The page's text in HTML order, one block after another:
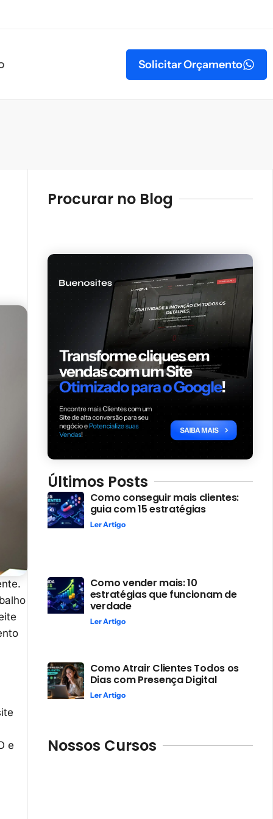
Solicitar Orçamento
e
Procurar no Blog
Últimos Posts
Como conseguir mais clientes:
guia com 15 estratégias
Ler Artigo
Como vender mais: 10
estratégias que funcionam de
verdade
Ler Artigo
Como Atrair Clientes Todos os
Dias com Presença Digital
Ler Artigo
Nossos Cursos